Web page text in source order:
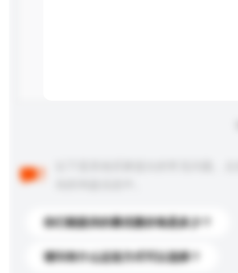
你们能提供的最优惠价格是多少？
请问有什么运送方式可以选择？